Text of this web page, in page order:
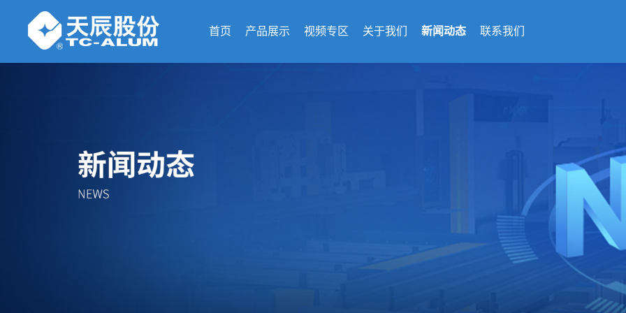
首页 产品展示 视频专区 关于我们 新闻动态 联系我们